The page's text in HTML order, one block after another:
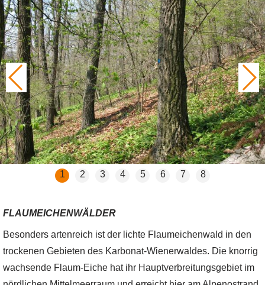
1 2 3 4 5 6 7 8
FLAUMEICHENWÄLDER
Besonders artenreich ist der lichte Flaumeichenwald in den
trockenen Gebieten des Karbonat-Wienerwaldes. Die knorrig
wachsende Flaum-Eiche hat ihr Hauptverbreitungsgebiet im